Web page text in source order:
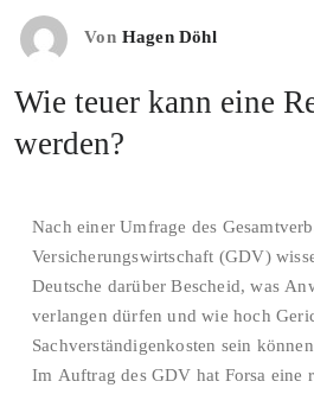
Von Hagen Döhl
Wie teuer kann eine
werden?
Nach einer Umfrage des
Versicherungswirtschaft (GDV)
Deutsche darüber Bescheid, was
verlangen dürfen und wie hoch
Sachverständigenkosten sein
Im Auftrag des GDV hat Forsa eine